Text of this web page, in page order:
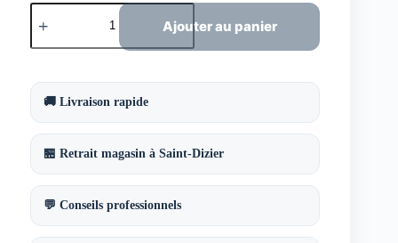
quantité
de
Pen
Brush
Faber
Ajouter au panier
🚚 Livraison rapide
🏪 Retrait magasin à Saint-Dizier
💬 Conseils professionnels